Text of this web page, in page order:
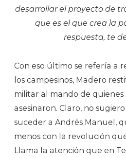
desarrollar el proyecto de
que es el que crea la
respuesta, te
Con eso último se refería a
los campesinos, Madero
militar al mando de
asesinaron. Claro, no
suceder a Andrés Manuel,
menos con la revolución
Llama la atención que en